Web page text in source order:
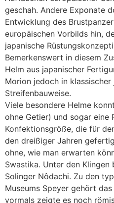
geschah. Andere Exponate
Entwicklung des
europäischen Vorbilds hin,
japanische
Bemerkenswert in diesem
Helm aus japanischer
Morion jedoch in klassischer
Streifenbauweise.
Viele besondere Helme
ohne Getier) und sogar eine
Konfektionsgröße, die für
den dreißiger Jahren
ohne, wie man erwarten
Swastika. Unter den
Solinger Nôdachi. Zu den
Museums Speyer gehört
vormals zeigte es noch